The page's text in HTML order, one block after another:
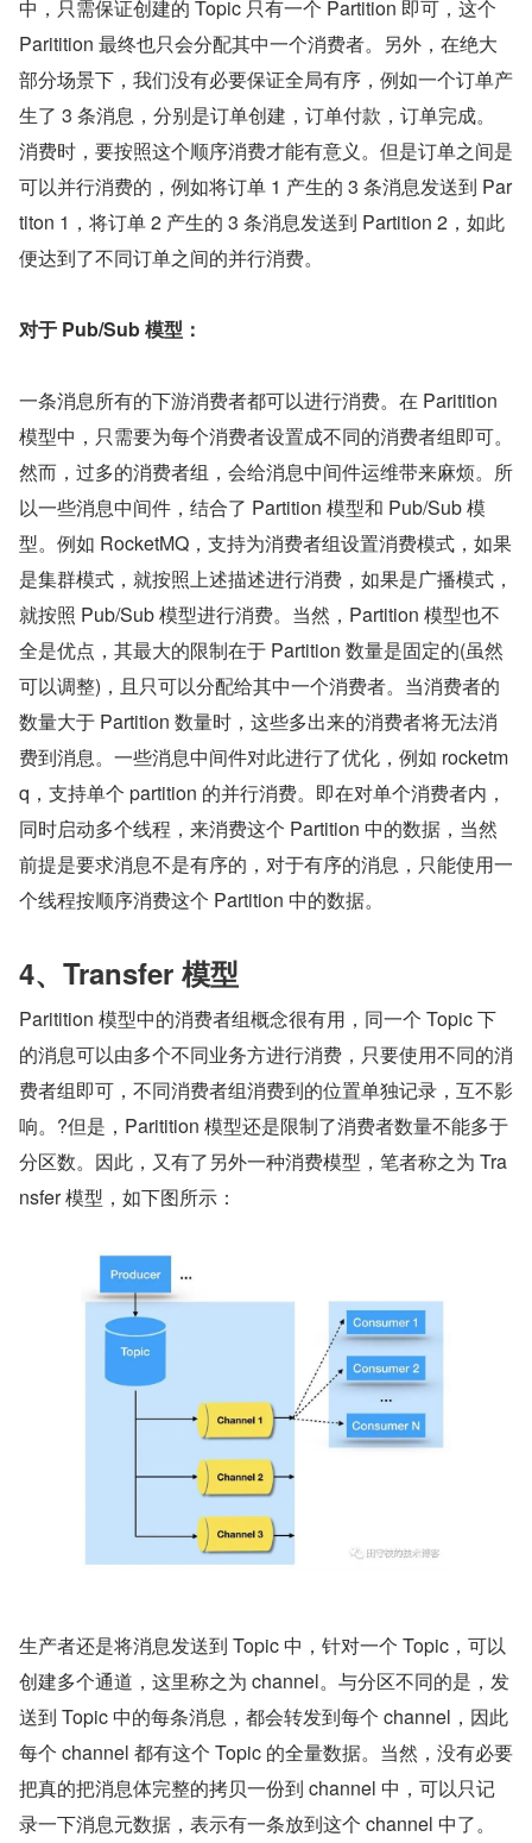
中，只需保证创建的 Topic 只有一个 Partition 即可，这个
Paritition 最终也只会分配其中一个消费者。另外，在绝大
部分场景下，我们没有必要保证全局有序，例如一个订单产
生了 3 条消息，分别是订单创建，订单付款，订单完成。
消费时，要按照这个顺序消费才能有意义。但是订单之间是
可以并行消费的，例如将订单 1 产生的 3 条消息发送到 Par
titon 1，将订单 2 产生的 3 条消息发送到 Partition 2，如此
便达到了不同订单之间的并行消费。
对于 Pub/Sub 模型：
一条消息所有的下游消费者都可以进行消费。在 Paritition
模型中，只需要为每个消费者设置成不同的消费者组即可。
然而，过多的消费者组，会给消息中间件运维带来麻烦。所
以一些消息中间件，结合了 Partition 模型和 Pub/Sub 模
型。例如 RocketMQ，支持为消费者组设置消费模式，如果
是集群模式，就按照上述描述进行消费，如果是广播模式，
就按照 Pub/Sub 模型进行消费。当然，Partition 模型也不
全是优点，其最大的限制在于 Partition 数量是固定的(虽然
可以调整)，且只可以分配给其中一个消费者。当消费者的
数量大于 Partition 数量时，这些多出来的消费者将无法消
费到消息。一些消息中间件对此进行了优化，例如 rocketm
q，支持单个 partition 的并行消费。即在对单个消费者内，
同时启动多个线程，来消费这个 Partition 中的数据，当然
前提是要求消息不是有序的，对于有序的消息，只能使用一
个线程按顺序消费这个 Partition 中的数据。
4、Transfer 模型
Paritition 模型中的消费者组概念很有用，同一个 Topic 下
的消息可以由多个不同业务方进行消费，只要使用不同的消
费者组即可，不同消费者组消费到的位置单独记录，互不影
响。?但是，Paritition 模型还是限制了消费者数量不能多于
分区数。因此，又有了另外一种消费模型，笔者称之为 Tra
nsfer 模型，如下图所示：
生产者还是将消息发送到 Topic 中，针对一个 Topic，可以
创建多个通道，这里称之为 channel。与分区不同的是，发
送到 Topic 中的每条消息，都会转发到每个 channel，因此
每个 channel 都有这个 Topic 的全量数据。当然，没有必要
把真的把消息体完整的拷贝一份到 channel 中，可以只记
录一下消息元数据，表示有一条放到这个 channel 中了。